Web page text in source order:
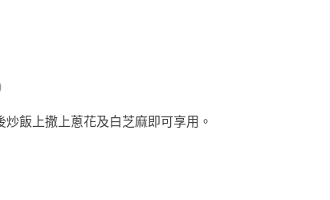
炒飯上撒上蔥花及白芝麻即可享用。